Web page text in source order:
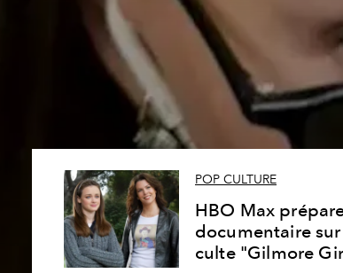
POP CULTURE
HBO Max
documentaire
culte "Gilmore